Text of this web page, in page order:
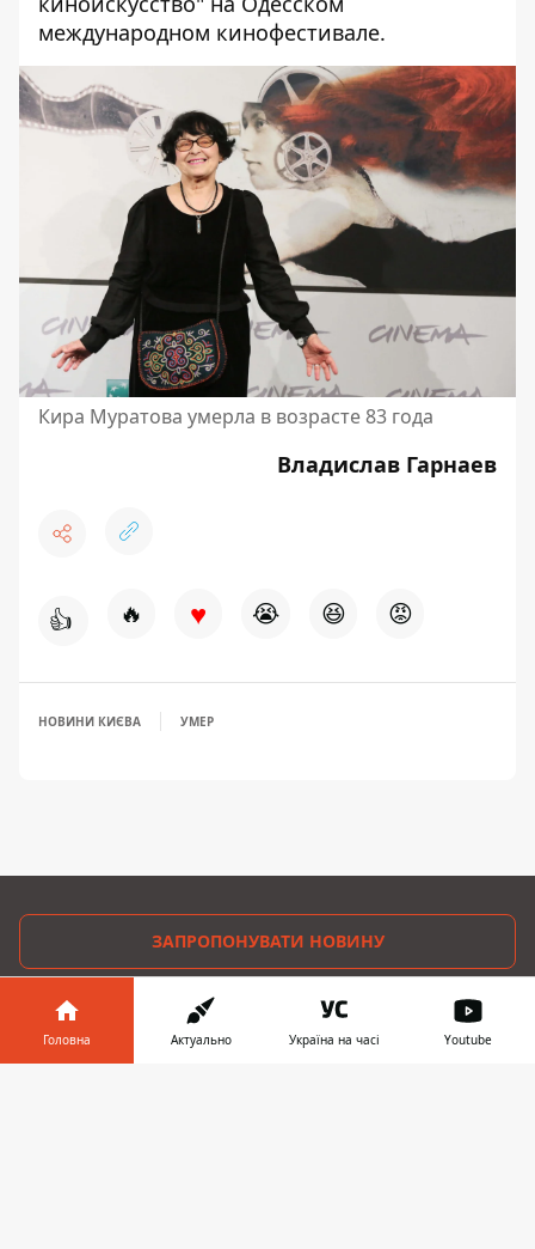
международном кинофестивале.
Кира Муратова умерла в возрасте 83 года
Владислав Гарнаев
👍 🔥 ♥ 😭 😆 😡
НОВИНИ КИЄВА УМЕР
ЗАПРОПОНУВАТИ НОВИНУ
Головна
Про проєкт
Головна Актуально Україна на часі Youtube